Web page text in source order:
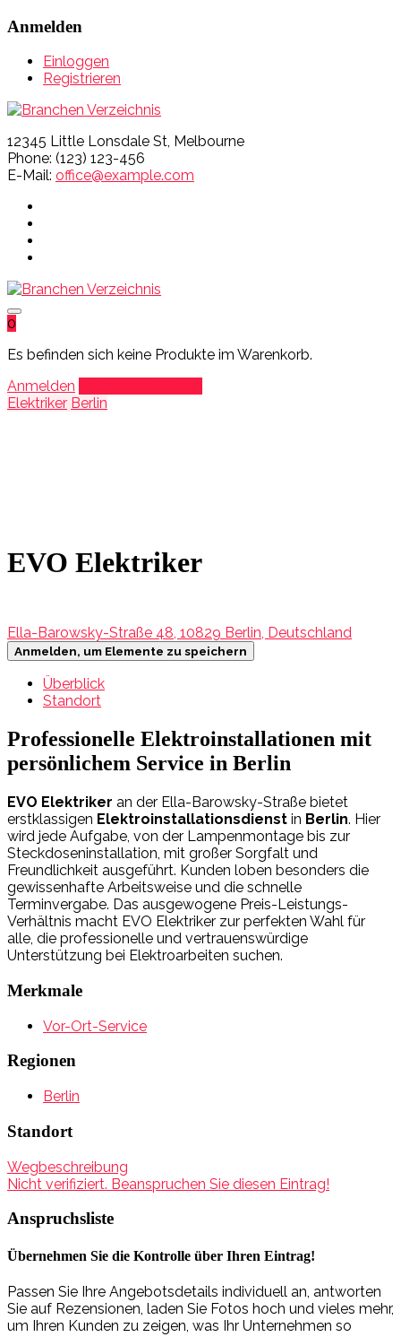
Anmelden
Einloggen
Registrieren
12345 Little Lonsdale St, Melbourne
Phone: (123) 123-456
E-Mail: office@example.com
0
Es befinden sich keine Produkte im Warenkorb.
Anmelden
Elektriker Berlin
EVO Elektriker
Ella-Barowsky-Straße 48, 10829 Berlin, Deutschland
Anmelden, um Elemente zu speichern
Überblick
Standort
Professionelle Elektroinstallationen mit
persönlichem Service in Berlin
EVO Elektriker an der Ella-Barowsky-Straße bietet
erstklassigen Elektroinstallationsdienst in Berlin. Hier
wird jede Aufgabe, von der Lampenmontage bis zur
Steckdoseninstallation, mit großer Sorgfalt und
Freundlichkeit ausgeführt. Kunden loben besonders die
gewissenhafte Arbeitsweise und die schnelle
Terminvergabe. Das ausgewogene Preis-Leistungs-
Verhältnis macht EVO Elektriker zur perfekten Wahl für
alle, die professionelle und vertrauenswürdige
Unterstützung bei Elektroarbeiten suchen.
Merkmale
Vor-Ort-Service
Regionen
Berlin
Standort
Wegbeschreibung
Nicht verifiziert. Beanspruchen Sie diesen Eintrag!
Anspruchsliste
Übernehmen Sie die Kontrolle über Ihren Eintrag!
Passen Sie Ihre Angebotsdetails individuell an, antworten
Sie auf Rezensionen, laden Sie Fotos hoch und vieles mehr,
um Ihren Kunden zu zeigen, was Ihr Unternehmen so